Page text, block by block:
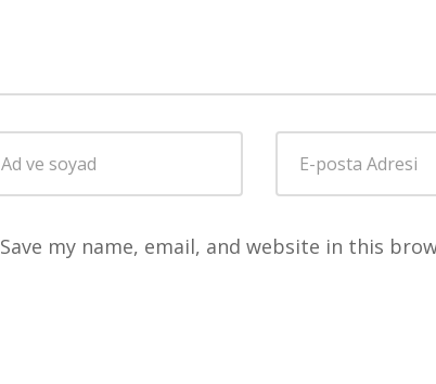
Save my name, email, and website in this